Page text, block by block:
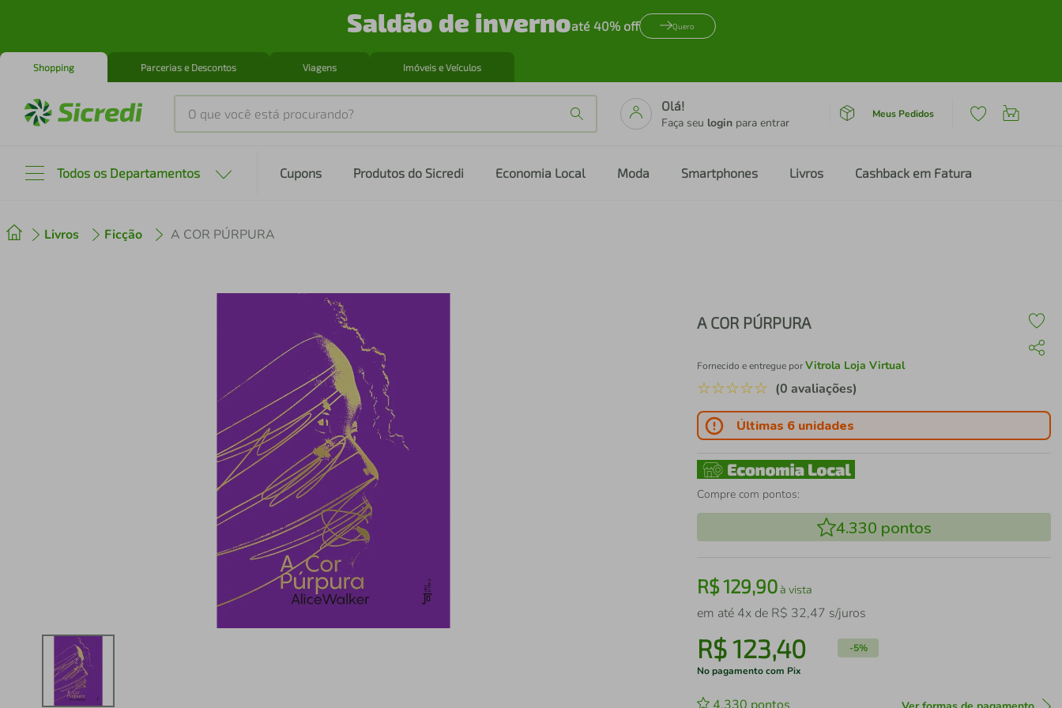
Saldão de invernoaté 40% off Quero
Shopping Parcerias e Descontos Viagens Imóveis e Veículos
O que você está procurando?
Olá!
Faça seu login para entrar
Meus Pedidos
Todos os Departamentos Cupons Produtos do Sicredi Economia Local Moda Smartphones Livros Cashback em Fatura
Livros Ficção A COR PÚRPURA
A COR PÚRPURA
Fornecido e entregue porVitrola Loja Virtual
☆☆☆☆☆ (0 avaliações)
Últimas 6 unidades
Compre com pontos:
4.330 pontos
R$129,90à vista
em até 4x de R$ 32,47 s/juros
R$123,40 -5%
No pagamento com Pix
2º cafeteira